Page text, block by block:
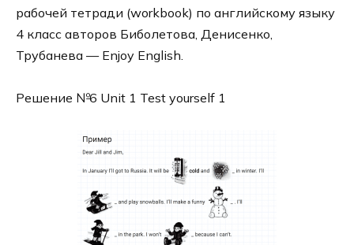
рабочей тетради (workbook) по английскому языку
4 класс авторов Биболетова, Денисенко,
Трубанева — Enjoy English.
Решение №6 Unit 1 Test yourself 1